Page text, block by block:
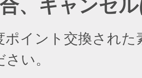
、キャンセ
ポイント交換され
さい。